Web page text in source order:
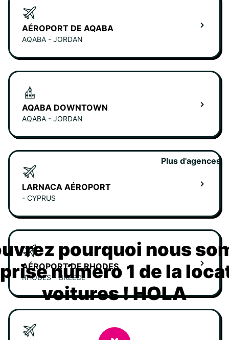
AÉROPORT DE AQABA
AQABA - JORDAN
AQABA DOWNTOWN
AQABA - JORDAN
LARNACA AÉROPORT
- CYPRUS
AÉROPORT DE RHODES
RHODES - GREECE
Plus d'agences
pourquoi nous
número 1 de la
voitures ! HOLA